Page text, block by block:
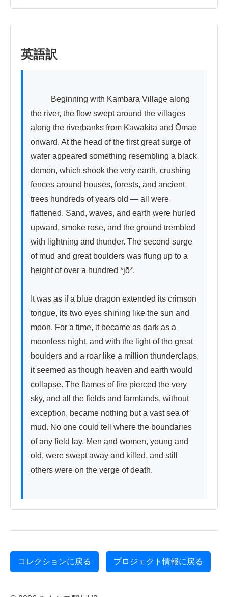
英語訳
the river, the flow swept around the villages
along the riverbanks from Kawakita and Ōmae
onward. At the head of the first great surge of
water appeared something resembling a black
demon, which shook the very earth, crushing
fences around houses, forests, and ancient
trees hundreds of years old — all were
flattened. Sand, waves, and earth were hurled
upward, smoke rose, and the ground trembled
with lightning and thunder. The second surge
of mud and great boulders was flung up to a
height of over a hundred *jō*.
It was as if a blue dragon extended its crimson
tongue, its two eyes shining like the sun and
moon. For a time, it became as dark as a
moonless night, and with the light of the great
boulders and a roar like a million thunderclaps,
it seemed as though heaven and earth would
collapse. The flames of fire pierced the very
sky, and all the fields and farmlands, without
exception, became nothing but a vast sea of
mud. No one could tell where the boundaries
of any field lay. Men and women, young and
old, were swept away and killed, and still
others were on the verge of death.
コレクションに戻る プロジェクト情報に戻る